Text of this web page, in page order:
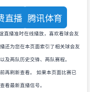
直播 腾讯体育
直播准时在线播放，喜欢看球会友
还为您在本页面索引了相关球会友
及两队历史交锋、两队赛程。
再刷新查看。 如果本页面比赛已
看最新直播信号。